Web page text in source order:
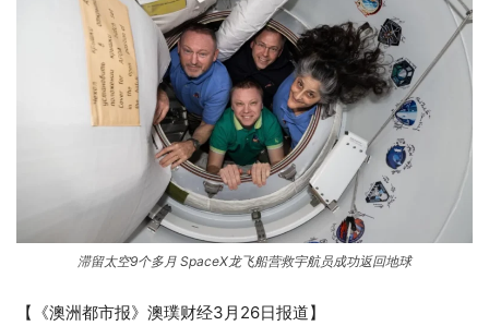
滞留太空9个多月 SpaceX龙飞船营救宇航员成功返回地球
【《澳洲都市报》澳璞财经3月26日报道】